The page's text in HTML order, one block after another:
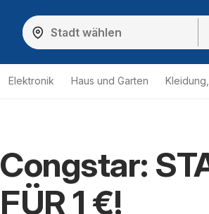
Elektronik Haus und Garten
Congstar:
FÜR 1 €!